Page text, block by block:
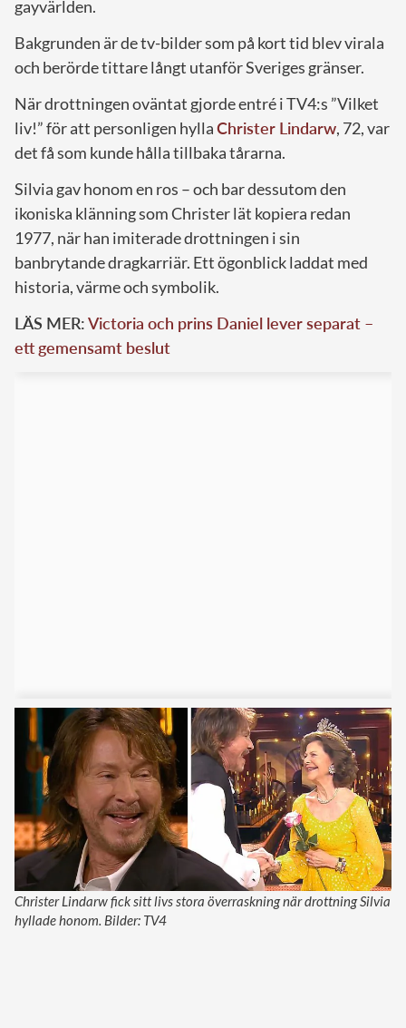
gayvärlden.
Bakgrunden är de tv-bilder som på kort tid blev virala
och berörde tittare långt utanför Sveriges gränser.
När drottningen oväntat gjorde entré i TV4:s ”Vilket
liv!” för att personligen hyllaChrister Lindarw, 72, var
det få som kunde hålla tillbaka tårarna.
Silvia gav honom en ros – och bar dessutom den
ikoniska klänning som Christer lät kopiera redan
1977, när han imiterade drottningen i sin
banbrytande dragkarriär. Ett ögonblick laddat med
historia, värme och symbolik.
LÄS MER:Victoria och prins Daniel lever separat –
ett gemensamt beslut
Christer Lindarw fick sitt livs stora överraskning när drottning Silvia
hyllade honom. Bilder: TV4